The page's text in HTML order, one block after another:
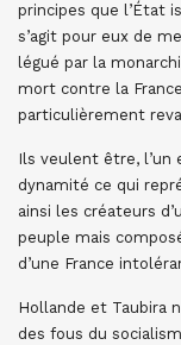
principes que l’État
s’agit pour eux de
légué par la
mort contre la
particulièrement
Ils veulent être, l’un
dynamité ce qui
ainsi les créateurs
peuple mais
d’une France
Hollande et Taubira
des fous du